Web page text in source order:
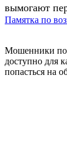
вымогают
Памятка по
Мошенники
доступно для
попасться на